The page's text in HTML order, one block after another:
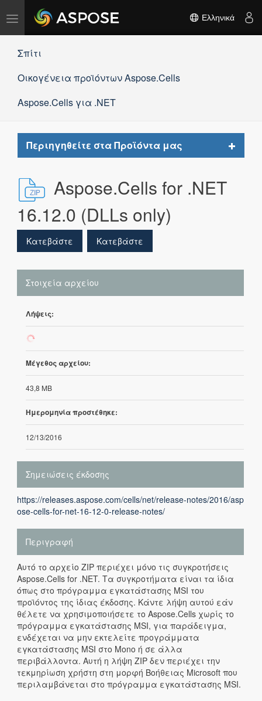
Εναλλαγή
πλοήγησης
Ελληνικά
Σπίτι
Οικογένεια προϊόντων Aspose.Cells
Aspose.Cells για .NET
Περιηγηθείτε στα Προϊόντα μας
Toggle
Aspose.Cells for .NET
16.12.0 (DLLs only)
Κατεβάστε Κατεβάστε
Στοιχεία αρχείου
Λήψεις:
312
Μέγεθος αρχείου:
43,8 MB
Ημερομηνία προστέθηκε:
12/13/2016
Σημειώσεις έκδοσης
https://releases.aspose.com/cells/net/release-notes/2016/asp
ose-cells-for-net-16-12-0-release-notes/
Περιγραφή
Αυτό το αρχείο ZIP περιέχει μόνο τις συγκροτήσεις
Aspose.Cells for .NET. Τα συγκροτήματα είναι τα ίδια
όπως στο πρόγραμμα εγκατάστασης MSI του
προϊόντος της ίδιας έκδοσης. Κάντε λήψη αυτού εάν
θέλετε να χρησιμοποιήσετε το Aspose.Cells χωρίς το
πρόγραμμα εγκατάστασης MSI, για παράδειγμα,
ενδέχεται να μην εκτελείτε προγράμματα
εγκατάστασης MSI στο Mono ή σε άλλα
περιβάλλοντα. Αυτή η λήψη ZIP δεν περιέχει την
τεκμηρίωση χρήστη στη μορφή Βοήθειας Microsoft που
περιλαμβάνεται στο πρόγραμμα εγκατάστασης MSI.